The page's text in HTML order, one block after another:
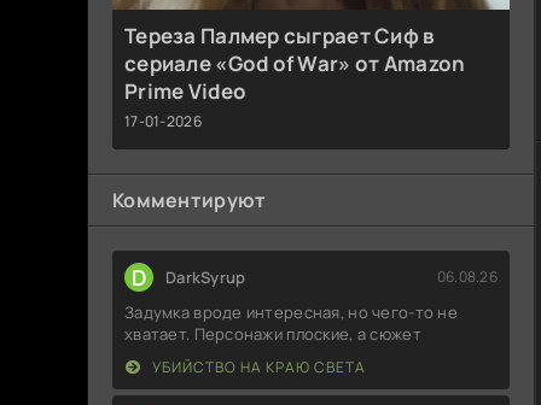
Тереза Палмер сыграет Сиф в
сериале «God of War» от Amazon
Prime Video
17-01-2026
Комментируют
D DarkSyrup 06.08.26
Задумка вроде интересная, но чего-то не
хватает. Персонажи плоские, а сюжет
УБИЙСТВО НА КРАЮ СВЕТА